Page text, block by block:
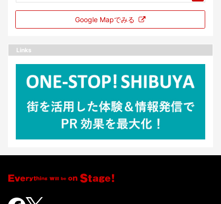
Google Mapでみる
Links